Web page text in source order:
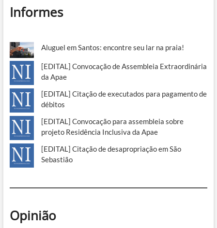
Informes
Aluguel em Santos: encontre seu lar na praia!
[EDITAL] Convocação de Assembleia Extraordinária
da Apae
[EDITAL] Citação de executados para pagamento de
débitos
[EDITAL] Convocação para assembleia sobre
projeto Residência Inclusiva da Apae
[EDITAL] Citação de desapropriação em São
Sebastião
Opinião